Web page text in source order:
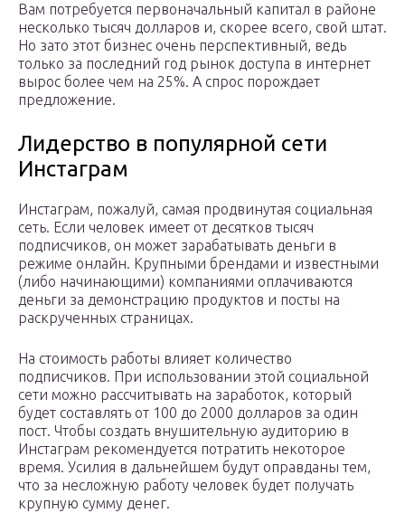
Вам потребуется первоначальный капитал в районе
несколько тысяч долларов и, скорее всего, свой штат.
Но зато этот бизнес очень перспективный, ведь
только за последний год рынок доступа в интернет
вырос более чем на 25%. А спрос порождает
предложение.
Лидерство в популярной сети
Инстаграм
Инстаграм, пожалуй, самая продвинутая социальная
сеть. Если человек имеет от десятков тысяч
подписчиков, он может зарабатывать деньги в
режиме онлайн. Крупными брендами и известными
(либо начинающими) компаниями оплачиваются
деньги за демонстрацию продуктов и посты на
раскрученных страницах.
На стоимость работы влияет количество
подписчиков. При использовании этой социальной
сети можно рассчитывать на заработок, который
будет составлять от 100 до 2000 долларов за один
пост. Чтобы создать внушительную аудиторию в
Инстаграм рекомендуется потратить некоторое
время. Усилия в дальнейшем будут оправданы тем,
что за несложную работу человек будет получать
крупную сумму денег.